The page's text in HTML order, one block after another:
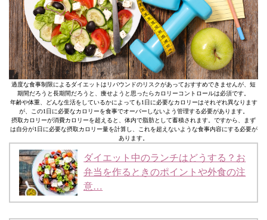
過度な食事制限によるダイエットはリバウンドのリスクがあっておすすめできませんが、短
期間だろうと長期間だろうと、痩せようと思ったらカロリーコントロールは必須です。
年齢や体重、どんな生活をしているかによっても1日に必要なカロリーはそれぞれ異なります
が、この1日に必要なカロリーを食事でオーバーしないよう管理する必要があります。
摂取カロリーが消費カロリーを超えると、体内で脂肪として蓄積されます。ですから、まず
は自分が1日に必要な摂取カロリー量を計算し、これを超えないような食事内容にする必要が
あります。
ダイエット中のランチはどうする？お
弁当を作るときのポイントや外食の注
意…